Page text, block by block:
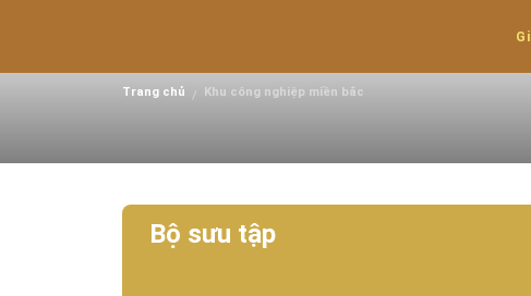
Trang chủ / Khu công nghiệp miền bắc
Bộ sưu tập